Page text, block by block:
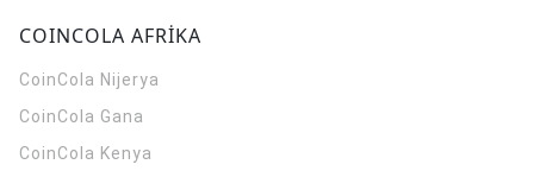
COINCOLA AFRİKA
CoinCola Nijerya
CoinCola Gana
CoinCola Kenya